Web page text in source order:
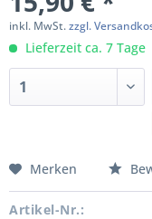
inkl. MwSt.zzgl.
Lieferzeit ca. 7 Tage
Merken
Artikel-Nr.: